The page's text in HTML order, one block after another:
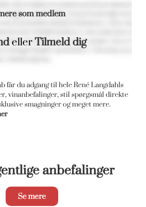
som medlem
ellerTilmeld dig
får du adgang til hele René Langdahls
vinanbefalinger, stil spørgsmål direkte
smagninger og meget mere.
anbefalinger
Se mere